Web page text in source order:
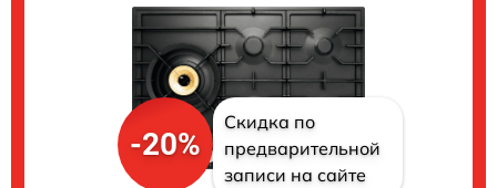
-20%
Скидка по
предварительной
записи на сайте